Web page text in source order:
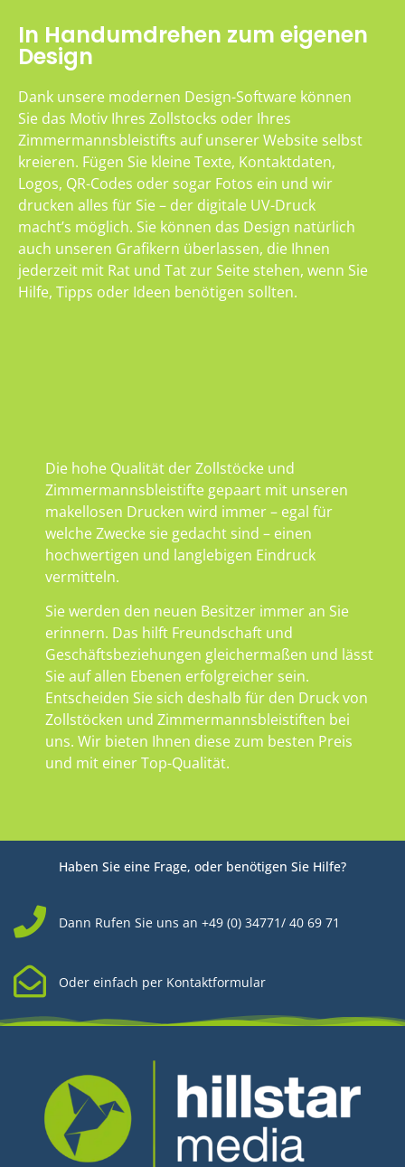
In Handumdrehen zum eigenen
Design
Dank unsere modernen Design-Software können
Sie das Motiv Ihres Zollstocks oder Ihres
Zimmermannsbleistifts auf unserer Website selbst
kreieren. Fügen Sie kleine Texte, Kontaktdaten,
Logos, QR-Codes oder sogar Fotos ein und wir
drucken alles für Sie – der digitale UV-Druck
macht’s möglich. Sie können das Design natürlich
auch unseren Grafikern überlassen, die Ihnen
jederzeit mit Rat und Tat zur Seite stehen, wenn Sie
Hilfe, Tipps oder Ideen benötigen sollten.
Die hohe Qualität der Zollstöcke und
Zimmermannsbleistifte gepaart mit unseren
makellosen Drucken wird immer – egal für
welche Zwecke sie gedacht sind – einen
hochwertigen und langlebigen Eindruck
vermitteln.
Sie werden den neuen Besitzer immer an Sie
erinnern. Das hilft Freundschaft und
Geschäftsbeziehungen gleichermaßen und lässt
Sie auf allen Ebenen erfolgreicher sein.
Entscheiden Sie sich deshalb für den Druck von
Zollstöcken und Zimmermannsbleistiften bei
uns. Wir bieten Ihnen diese zum besten Preis
und mit einer Top-Qualität.
Haben Sie eine Frage, oder benötigen Sie Hilfe?
Dann Rufen Sie uns an +49 (0) 34771/ 40 69 71
Oder einfach per Kontaktformular